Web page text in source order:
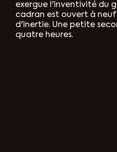
exergue l'inventivité du
cadran est ouvert à
d'inertie. Une petite
quatre heures.